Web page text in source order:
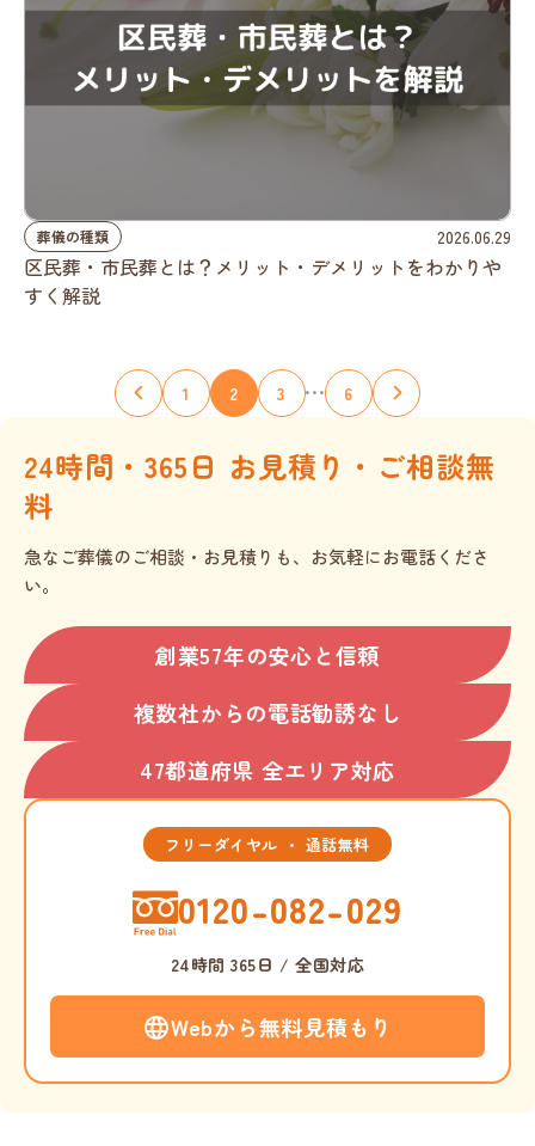
葬儀の種類 2026.06.29
区民葬・市民葬とは？メリット・デメリットをわかりや
すく解説
1 2 3 … 6
24時間・365日 お見積り・ご相談無
料
急なご葬儀のご相談・お見積りも、お気軽にお電話くださ
い。
創業57年の安心と信頼
複数社からの電話勧誘なし
47都道府県 全エリア対応
フリーダイヤル ・ 通話無料
0120-082-029
24時間 365日 / 全国対応
Webから無料見積もり